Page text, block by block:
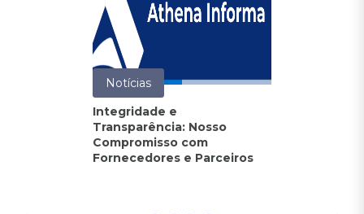
Notícias
Integridade e
Transparência: Nosso
Compromisso com
Fornecedores e Parceiros